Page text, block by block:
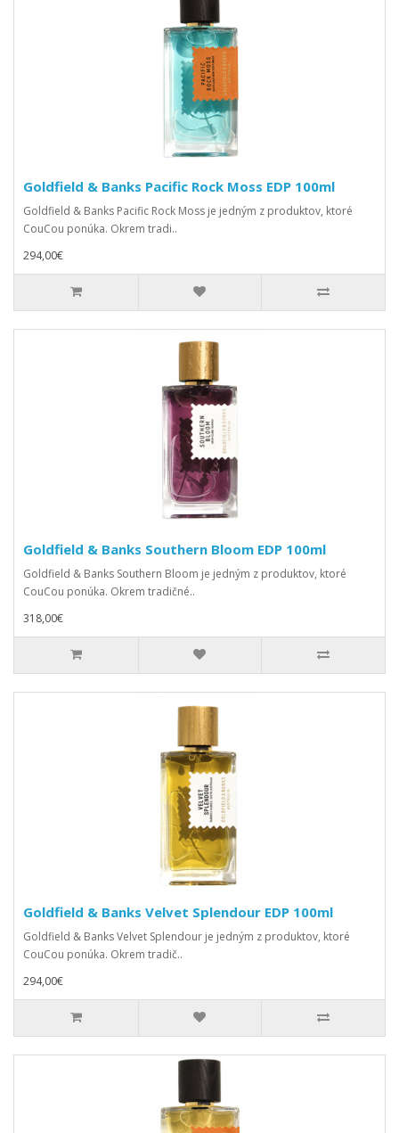
Goldfield & Banks Pacific Rock Moss EDP 100ml
Goldfield & Banks Pacific Rock Moss je jedným z produktov, ktoré
CouCou ponúka. Okrem tradi..
294,00€
Goldfield & Banks Southern Bloom EDP 100ml
Goldfield & Banks Southern Bloom je jedným z produktov, ktoré
CouCou ponúka. Okrem tradičné..
318,00€
Goldfield & Banks Velvet Splendour EDP 100ml
Goldfield & Banks Velvet Splendour je jedným z produktov, ktoré
CouCou ponúka. Okrem tradič..
294,00€